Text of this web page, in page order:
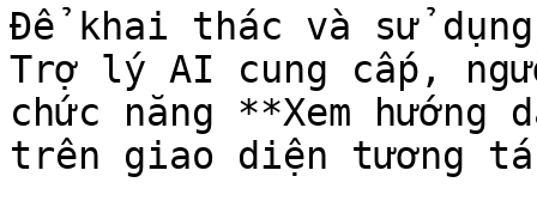
Để khai thác và sử
Trợ lý AI cung cấp,
chức năng **Xem hướng
trên giao diện tương